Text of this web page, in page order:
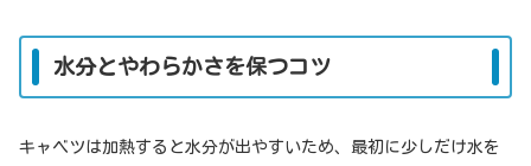
水分とやわらかさを保つコツ
キャベツは加熱すると水分が出やすいため、最初に少しだけ水を